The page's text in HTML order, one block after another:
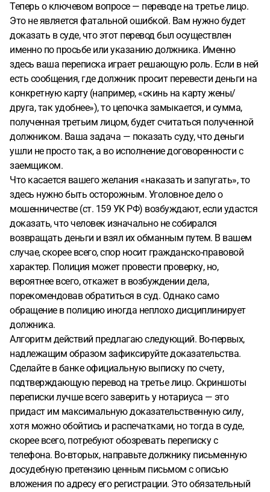
Теперь о ключевом вопросе — переводе на третье лицо.
Это не является фатальной ошибкой. Вам нужно будет
доказать в суде, что этот перевод был осуществлен
именно по просьбе или указанию должника. Именно
здесь ваша переписка играет решающую роль. Если в ней
есть сообщения, где должник просит перевести деньги на
конкретную карту (например, «скинь на карту жены/
друга, так удобнее»), то цепочка замыкается, и сумма,
полученная третьим лицом, будет считаться полученной
должником. Ваша задача — показать суду, что деньги
ушли не просто так, а во исполнение договоренности с
заемщиком.
Что касается вашего желания «наказать и запугать», то
здесь нужно быть осторожным. Уголовное дело о
мошенничестве (ст. 159 УК РФ) возбуждают, если удастся
доказать, что человек изначально не собирался
возвращать деньги и взял их обманным путем. В вашем
случае, скорее всего, спор носит гражданско-правовой
характер. Полиция может провести проверку, но,
вероятнее всего, откажет в возбуждении дела,
порекомендовав обратиться в суд. Однако само
обращение в полицию иногда неплохо дисциплинирует
должника.
Алгоритм действий предлагаю следующий. Во-первых,
надлежащим образом зафиксируйте доказательства.
Сделайте в банке официальную выписку по счету,
подтверждающую перевод на третье лицо. Скриншоты
переписки лучше всего заверить у нотариуса — это
придаст им максимальную доказательственную силу,
хотя можно обойтись и распечатками, но тогда в суде,
скорее всего, потребуют обозревать переписку с
телефона. Во-вторых, направьте должнику письменную
досудебную претензию ценным письмом с описью
вложения по адресу его регистрации. Это обязательный